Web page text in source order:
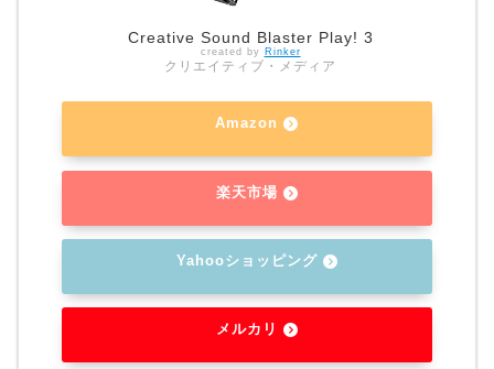
Creative Sound Blaster Play! 3
created by Rinker
クリエイティブ・メディア
Amazon
楽天市場
Yahooショッピング
メルカリ